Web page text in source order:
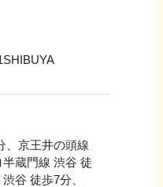
、京王井の頭線
蔵門線 渋谷 徒
谷 徒歩7分、